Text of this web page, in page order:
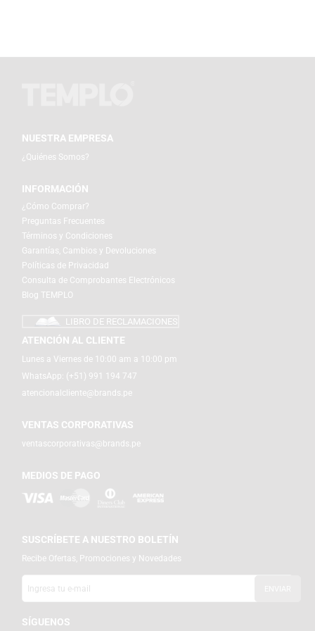
NUESTRA EMPRESA
¿Quiénes Somos?
INFORMACIÓN
¿Cómo Comprar?
Preguntas Frecuentes
Términos y Condiciones
Garantías, Cambios y Devoluciones
Políticas de Privacidad
Consulta de Comprobantes Electrónicos
Blog TEMPLO
LIBRO DE RECLAMACIONES
ATENCIÓN AL CLIENTE
Lunes a Viernes de 10:00 am a 10:00 pm
WhatsApp: (+51) 991 194 747
atencionalcliente@brands.pe
VENTAS CORPORATIVAS
ventascorporativas@brands.pe
MEDIOS DE PAGO
SUSCRÍBETE A NUESTRO BOLETÍN
Recibe Ofertas, Promociones y Novedades
SÍGUENOS